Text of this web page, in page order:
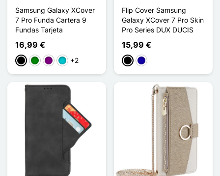
Samsung Galaxy XCover
7 Pro Funda Cartera 9
Fundas Tarjeta
16,99 €
NegroVerdePúrpuraTurquesa
+2
Flip Cover Samsung
Galaxy XCover 7 Pro Skin
Pro Series DUX DUCIS
15,99 €
NegroAzul oscuro